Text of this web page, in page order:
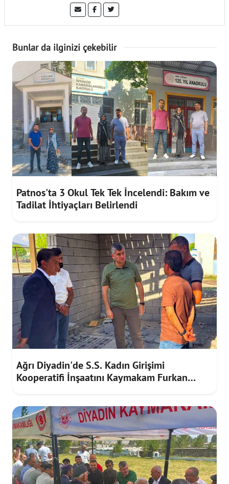
Bunlar da ilginizi çekebilir
Patnos'ta 3 Okul Tek Tek İncelendi: Bakım ve
Tadilat İhtiyaçları Belirlendi
Ağrı Diyadin'de S.S. Kadın Girişimi
Kooperatifi İnşaatını Kaymakam Furkan